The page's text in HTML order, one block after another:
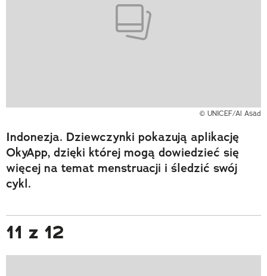
© UNICEF/Al Asad
Indonezja. Dziewczynki pokazują aplikację
OkyApp, dzięki której mogą dowiedzieć się
więcej na temat menstruacji i śledzić swój
cykl.
11 z 12